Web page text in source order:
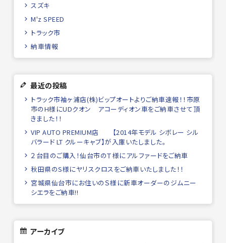
スズキ
M'z SPEED
トラック市
納車情報
最近の投稿
トラック市袖ヶ浦店(株)ビップオートよりご納車速報！！市原
市のH様にUDクオン アコーディオン車をご納車させて頂
きました！！
VIP AUTO PREMIUM店 【2014年モデル シボレー シル
バラード LT クルーキャブ】が入庫いたしました。
２台目のご購入！仙台市のＴ様にアルファードをご納車
秋田県のS様にヤリスクロスをご納車いたしました！！
宮城県仙台市にお住いのＳ様に新車オーダーのジムニー
シエラをご納車!!
アーカイブ